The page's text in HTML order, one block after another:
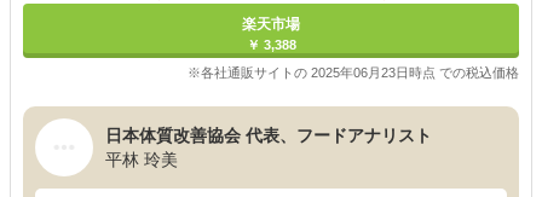
楽天市場
￥ 3,388
※各社通販サイトの 2025年06月23日時点 での税込価格
日本体質改善協会 代表、フードアナリスト
平林 玲美